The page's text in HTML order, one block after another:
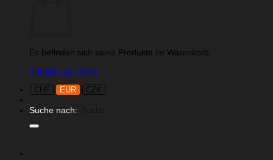
Es befinden sich keine Produkte im Warenkorb.
Zurück zum Shop
CHF EUR CZK
Suche nach: